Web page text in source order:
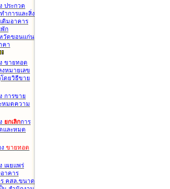
ประกวด
ำการและสิ่ง
ติมอาคาร
พัก
วัดขอนแก่น
คา
ขายทอด
หมายเลข
ดยวิธีขาย
การขาย
หมดความ
ยกเลิกการ
และหมด
ขายทอด
เผยแพร่
าคาร
คสล.ขนาด